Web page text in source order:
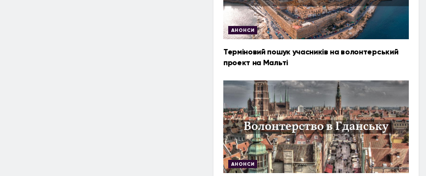
АНОНСИ
Терміновий пошук учасників на волонтерський
проект на Мальті
АНОНСИ